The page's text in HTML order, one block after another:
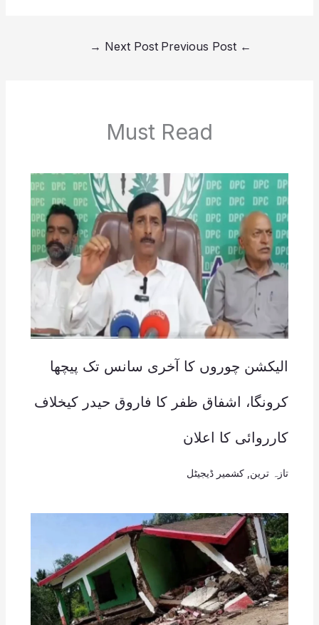
←
Next Post
→
Must Read
الیکشن چوروں کا آخری سانس تک پیچھا
کرونگا، اشفاق ظفر کا فاروق حیدر کیخلاف
کارروائی کا اعلان
تازہ ترین کشمیر ڈیجیٹل